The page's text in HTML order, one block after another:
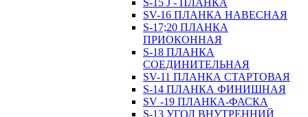
S-15 J - ПЛАНКА
SV-16 ПЛАНКА НАВЕСНАЯ
S-17;20 ПЛАНКА
ПРИОКОННАЯ
S-18 ПЛАНКА
СОЕДИНИТЕЛЬНАЯ
SV-11 ПЛАНКА СТАРТОВАЯ
S-14 ПЛАНКА ФИНИШНАЯ
SV -19 ПЛАНКА-ФАСКА
S-13 УГОЛ ВНУТРЕННИЙ